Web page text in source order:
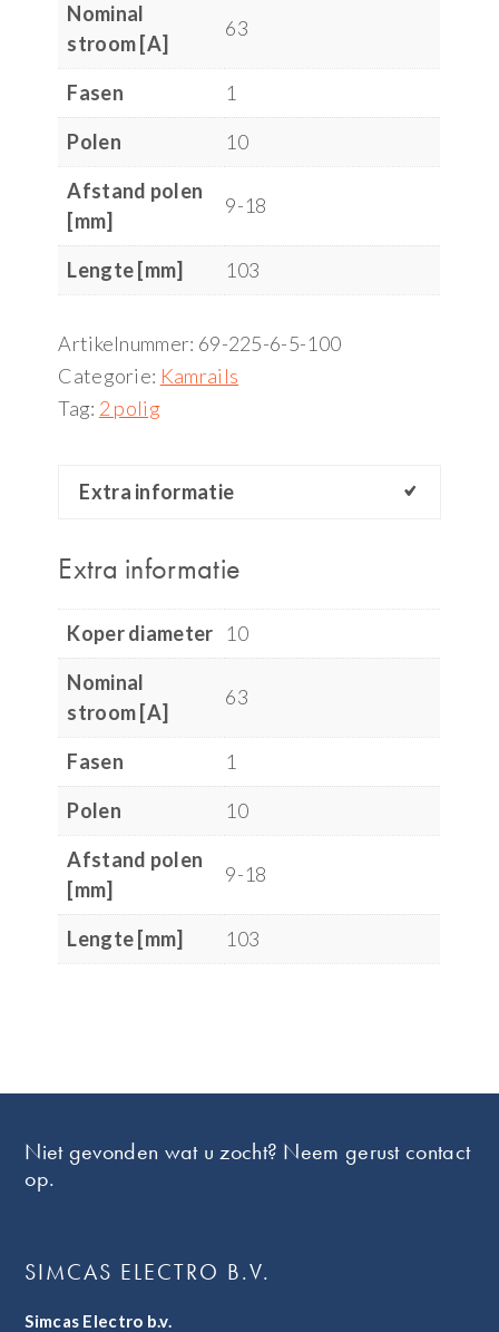
Nominal
stroom [A]
63
Fasen
1
Polen
10
Afstand polen
[mm]
9-18
Lengte [mm] 103
Artikelnummer: 69-225-6-5-100
Categorie: Kamrails
Tag: 2 polig
Extra informatie
Extra informatie
Koper diameter 10
Nominal
stroom [A]
63
Fasen
1
Polen
10
Afstand polen
[mm]
9-18
Lengte [mm] 103
Niet gevonden wat u zocht? Neem gerust contact
op.
SIMCAS ELECTRO B.V.
Simcas Electro b.v.